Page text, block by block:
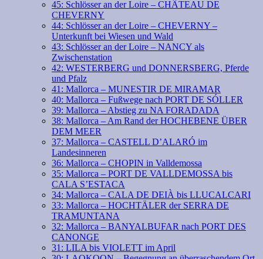
45: Schlösser an der Loire – CHÂTEAU DE
CHEVERNY
44: Schlösser an der Loire – CHEVERNY –
Unterkunft bei Wiesen und Wald
43: Schlösser an der Loire – NANCY als
Zwischenstation
42: WESTERBERG und DONNERSBERG, Pferde
und Pfalz
41: Mallorca – MUNESTIR DE MIRAMAR
40: Mallorca – Fußwege nach PORT DE SÓLLER
39: Mallorca – Abstieg zu NA FORADADA
38: Mallorca – Am Rand der HOCHEBENE ÜBER
DEM MEER
37: Mallorca – CASTELL D’ALARÓ im
Landesinneren
36: Mallorca – CHOPIN in Valldemossa
35: Mallorca – PORT DE VALLDEMOSSA bis
CALA S’ESTACA
34: Mallorca – CALA DE DEIÀ bis LLUCALCARI
33: Mallorca – HOCHTÄLER der SERRA DE
TRAMUNTANA
32: Mallorca – BANYALBUFAR nach PORT DES
CANONGE
31: LILA bis VIOLETT im April